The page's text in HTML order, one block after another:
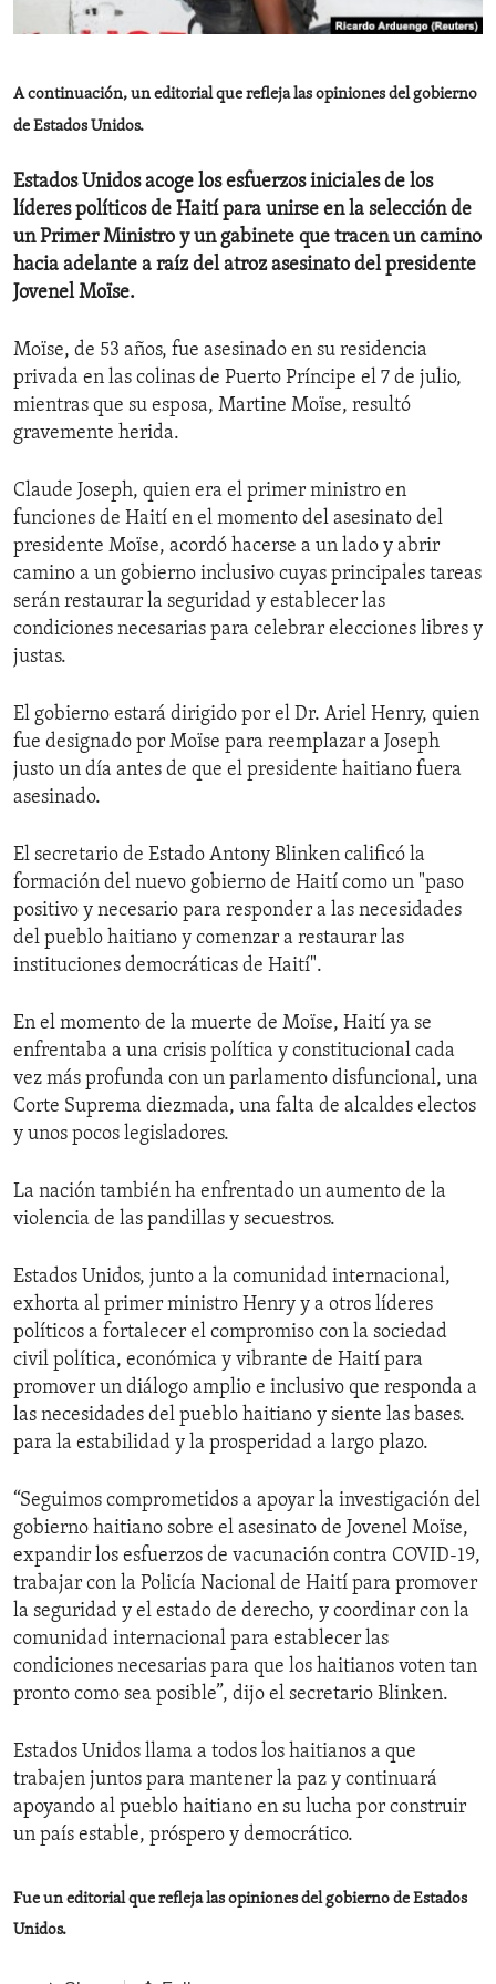
ENVIRONMENT AND HEALTH
A continuación, un editorial que refleja las opiniones del gobierno
de Estados Unidos.
Estados Unidos acoge los esfuerzos iniciales de los
líderes políticos de Haití para unirse en la selección de
un Primer Ministro y un gabinete que tracen un camino
hacia adelante a raíz del atroz asesinato del presidente
Jovenel Moïse.
Moïse, de 53 años, fue asesinado en su residencia
privada en las colinas de Puerto Príncipe el 7 de julio,
mientras que su esposa, Martine Moïse, resultó
gravemente herida.
Claude Joseph, quien era el primer ministro en
funciones de Haití en el momento del asesinato del
presidente Moïse, acordó hacerse a un lado y abrir
camino a un gobierno inclusivo cuyas principales tareas
serán restaurar la seguridad y establecer las
condiciones necesarias para celebrar elecciones libres y
justas.
El gobierno estará dirigido por el Dr. Ariel Henry, quien
fue designado por Moïse para reemplazar a Joseph
justo un día antes de que el presidente haitiano fuera
asesinado.
El secretario de Estado Antony Blinken calificó la
formación del nuevo gobierno de Haití como un "paso
positivo y necesario para responder a las necesidades
del pueblo haitiano y comenzar a restaurar las
instituciones democráticas de Haití".
En el momento de la muerte de Moïse, Haití ya se
enfrentaba a una crisis política y constitucional cada
vez más profunda con un parlamento disfuncional, una
Corte Suprema diezmada, una falta de alcaldes electos
y unos pocos legisladores.
La nación también ha enfrentado un aumento de la
violencia de las pandillas y secuestros.
Estados Unidos, junto a la comunidad internacional,
exhorta al primer ministro Henry y a otros líderes
políticos a fortalecer el compromiso con la sociedad
civil política, económica y vibrante de Haití para
promover un diálogo amplio e inclusivo que responda a
las necesidades del pueblo haitiano y siente las bases.
para la estabilidad y la prosperidad a largo plazo.
“Seguimos comprometidos a apoyar la investigación del
gobierno haitiano sobre el asesinato de Jovenel Moïse,
expandir los esfuerzos de vacunación contra COVID-19,
trabajar con la Policía Nacional de Haití para promover
la seguridad y el estado de derecho, y coordinar con la
comunidad internacional para establecer las
condiciones necesarias para que los haitianos voten tan
pronto como sea posible”, dijo el secretario Blinken.
Estados Unidos llama a todos los haitianos a que
trabajen juntos para mantener la paz y continuará
apoyando al pueblo haitiano en su lucha por construir
un país estable, próspero y democrático.
Fue un editorial que refleja las opiniones del gobierno de Estados
Unidos.